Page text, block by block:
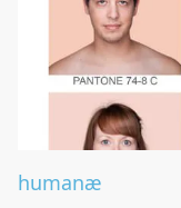
humanæ